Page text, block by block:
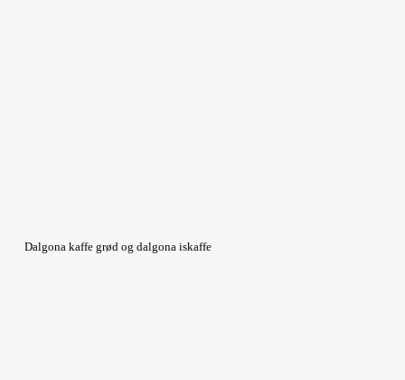
Dalgona kaffe grød og dalgona iskaffe